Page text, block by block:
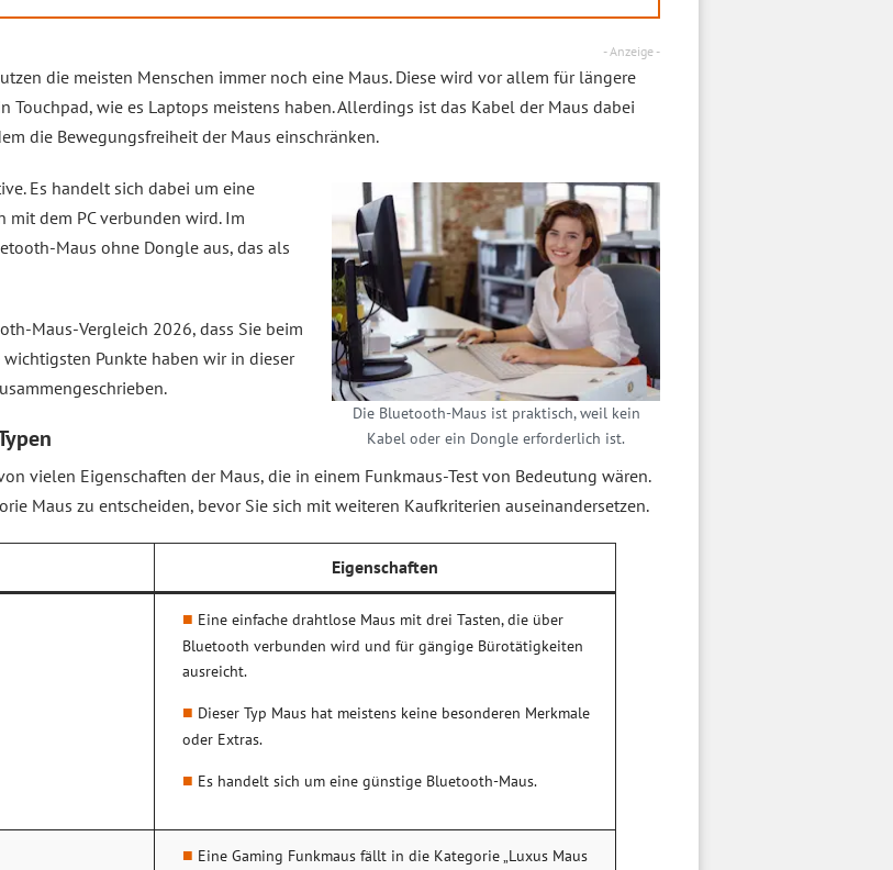
- Anzeige -
die meisten Menschen immer noch eine Maus. Diese wird vor allem für längere
wie es Laptops meistens haben. Allerdings ist das Kabel der Maus dabei
die Bewegungsfreiheit der Maus einschränken.
Die Bluetooth-Maus ist praktisch, weil kein
Kabel oder ein Dongle erforderlich ist.
Es handelt sich dabei um eine
dem PC verbunden wird. Im
Maus ohne Dongle aus, das als
Maus-Vergleich 2026, dass Sie beim
Punkte haben wir in dieser
vielen Eigenschaften der Maus, die in einem Funkmaus-Test von Bedeutung wären.
Maus zu entscheiden, bevor Sie sich mit weiteren Kaufkriterien auseinandersetzen.
Eigenschaften
Eine einfache drahtlose Maus mit drei Tasten, die über
Bluetooth verbunden wird und für gängige Bürotätigkeiten
ausreicht.
Dieser Typ Maus hat meistens keine besonderen Merkmale
oder Extras.
Es handelt sich um eine günstige Bluetooth-Maus.
Eine Gaming Funkmaus fällt in die Kategorie „Luxus Maus